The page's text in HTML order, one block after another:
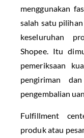
menggunakan
salah satu
keseluruhan
Shopee. Itu
pemeriksaan
pengiriman
pengembalian
Fulfillment
produk atau